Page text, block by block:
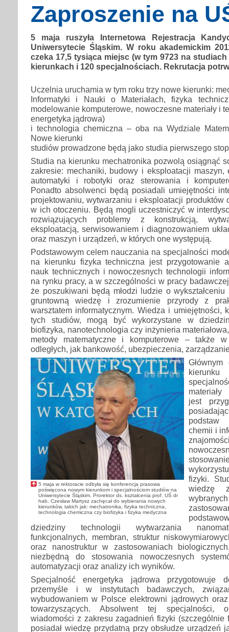
Zaproszenie na
5 maja ruszyła Internetowa Rejestracja
Uniwersytecie Śląskim. W roku akademickim
czeka 17,5 tysiąca miejsc (w tym 9723 na
kierunkach i 120 specjalnościach. Rekrutacja
Uczelnia uruchamia w tym roku trzy nowe kierunki:
Informatyki i Nauki o Materiałach, fizyka
modelowanie komputerowe, nowoczesne materiały i
energetyka jądrowa)
i technologia chemiczna – oba na Wydziale
Nowe kierunki
studiów prowadzone będą jako studia pierwszego
Studia na kierunku mechatronika pozwolą osiągnąć
zakresie: mechaniki, budowy i eksploatacji maszyn,
automatyki i robotyki oraz sterowania i
Ponadto absolwenci będą posiadali umiejętności
projektowaniu, wytwarzaniu i eksploatacji produktów
w ich otoczeniu. Będą mogli uczestniczyć w
rozwiązujących problemy z konstrukcją,
eksploatacją, serwisowaniem i diagnozowaniem
oraz maszyn i urządzeń, w których one występują.
Podstawowym celem nauczania na specjalności
na kierunku fizyka techniczna jest przygotowanie
nauk technicznych i nowoczesnych technologii
na rynku pracy, a w szczególności w pracy
że poszukiwani będą młodzi ludzie o wykształceniu
gruntowną wiedzę i zrozumienie przyrody z
warsztatem informatycznym. Wiedza i umiejętności,
tych studiów, mogą być wykorzystane w
biofizyka, nanotechnologia czy inżynieria
metody matematyczne i komputerowe – także
odległych, jak bankowość, ubezpieczenia,
5 maja w rektoracie odbyła się konferencja prasowa
poświęcona nowym kierunkom i specjalnościom studiów na
Uniwersytecie Śląskim. Prorektor ds. kształcenia prof. UŚ dr
hab. Czesław Martysz zachęcał do wybierania nowych
kierunków, takich jak: mechatronika, fizyka techniczna,
technologia chemiczna czy biofizyka i fizyka medyczna
kierunku
jest
podstaw
chemii i
fizyki.
wiedzę
dziedziny technologii wytwarzania
funkcjonalnych, membran, struktur
oraz nanostruktur w zastosowaniach
niezbędną do stosowania nowoczesnych
automatyzacji oraz analizy ich wyników.
Specjalność energetyka jądrowa
przemyśle i w instytutach badawczych,
wybudowaniem w Polsce elektrowni jądrowych
towarzyszących. Absolwent tej specjalności,
wiadomości z zakresu zagadnień fizyki (szczególnie
posiadał wiedzę przydatną przy obsłudze urządzeń